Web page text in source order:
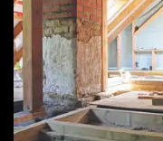
Isolation de